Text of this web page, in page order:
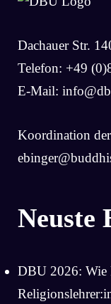
Dachauer Str.
Telefon: +49
E-Mail:
Koordination
Neuste
DBU 2026: Wie